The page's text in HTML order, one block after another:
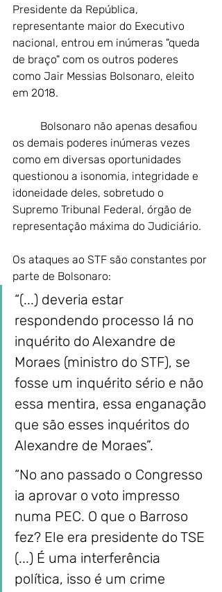
Presidente da República,
representante maior do Executivo
nacional, entrou em inúmeras "queda
de braço" com os outros poderes
como Jair Messias Bolsonaro, eleito
em 2018.
Bolsonaro não apenas desafiou
os demais poderes inúmeras vezes
como em diversas oportunidades
questionou a isonomia, integridade e
idoneidade deles, sobretudo o
Supremo Tribunal Federal, órgão de
representação máxima do Judiciário.
Os ataques ao STF são constantes por
parte de Bolsonaro:
“(...) deveria estar
respondendo processo lá no
inquérito do Alexandre de
Moraes (ministro do STF), se
fosse um inquérito sério e não
essa mentira, essa enganação
que são esses inquéritos do
Alexandre de Moraes”.
“No ano passado o Congresso
ia aprovar o voto impresso
numa PEC. O que o Barroso
fez? Ele era presidente do TSE
(...) É uma interferência
política, isso é um crime